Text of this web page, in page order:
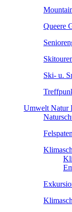
Queere
Ski- u.
Umwelt Natur